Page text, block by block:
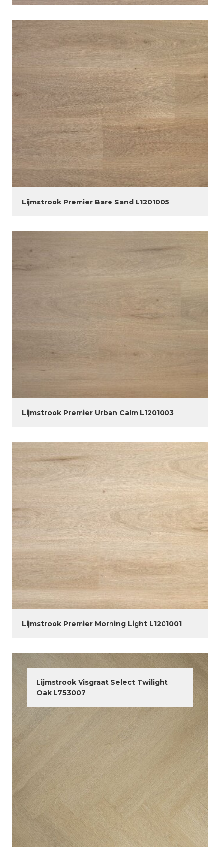
Lijmstrook Premier Bare Sand L1201005
Lijmstrook Premier Urban Calm L1201003
Lijmstrook Premier Morning Light L1201001
Lijmstrook Visgraat Select Twilight
Oak L753007